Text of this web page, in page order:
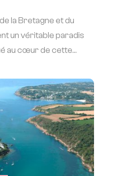
la Bretagne et du
un véritable paradis
au cœur de cette